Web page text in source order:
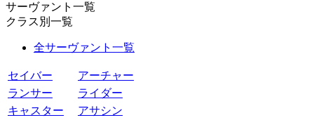
サーヴァント一覧
クラス別一覧
全サーヴァント一覧
セイバー
アーチャー
ランサー
ライダー
キャスター
アサシン